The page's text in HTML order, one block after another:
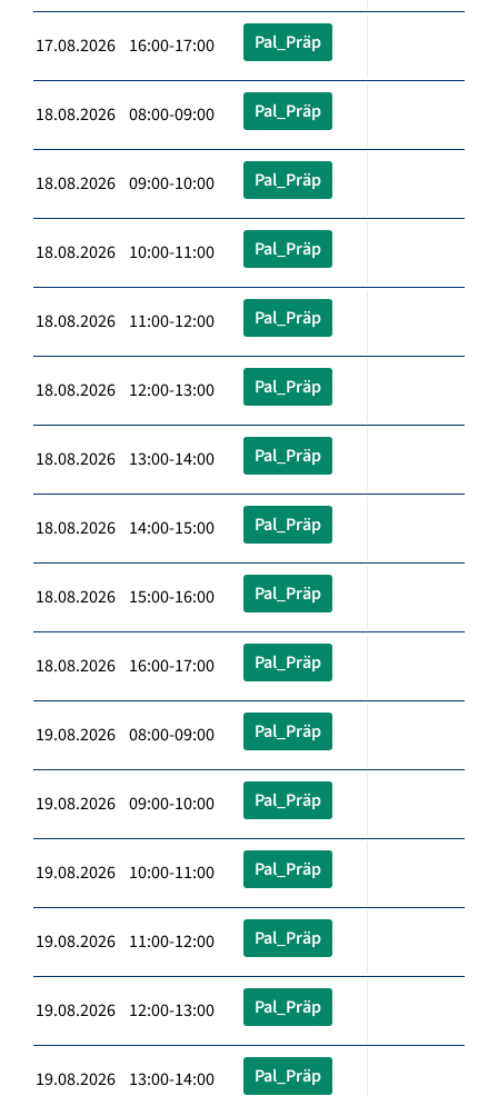
17.08.2026 16:00-17:00 Pal_Präp
18.08.2026 08:00-09:00 Pal_Präp
18.08.2026 09:00-10:00 Pal_Präp
18.08.2026 10:00-11:00 Pal_Präp
18.08.2026 11:00-12:00 Pal_Präp
18.08.2026 12:00-13:00 Pal_Präp
18.08.2026 13:00-14:00 Pal_Präp
18.08.2026 14:00-15:00 Pal_Präp
18.08.2026 15:00-16:00 Pal_Präp
18.08.2026 16:00-17:00 Pal_Präp
19.08.2026 08:00-09:00 Pal_Präp
19.08.2026 09:00-10:00 Pal_Präp
19.08.2026 10:00-11:00 Pal_Präp
19.08.2026 11:00-12:00 Pal_Präp
19.08.2026 12:00-13:00 Pal_Präp
19.08.2026 13:00-14:00 Pal_Präp